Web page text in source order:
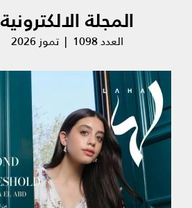
المجلة الالكترونية
العدد 1098 | تموز 2026